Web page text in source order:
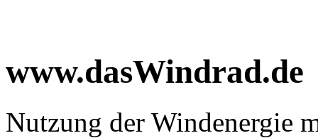
www.dasWindrad.de
Nutzung der Windenergie